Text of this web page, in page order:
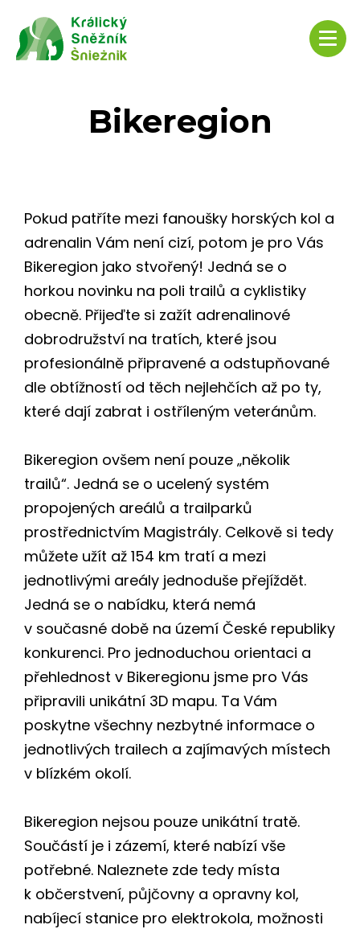
Bikeregion
Pokud patříte mezi fanoušky horských kol a
adrenalin Vám není cizí, potom je pro Vás
Bikeregion jako stvořený! Jedná se o
horkou novinku na poli trailů a cyklistiky
obecně. Přijeďte si zažít adrenalinové
dobrodružství na tratích, které jsou
profesionálně připravené a odstupňované
dle obtížností od těch nejlehčích až po ty,
které dají zabrat i ostříleným veteránům.
Bikeregion ovšem není pouze „několik
trailů“. Jedná se o ucelený systém
propojených areálů a trailparků
prostřednictvím Magistrály. Celkově si tedy
můžete užít až 154 km tratí a mezi
jednotlivými areály jednoduše přejíždět.
Jedná se o nabídku, která nemá
v současné době na území České republiky
konkurenci. Pro jednoduchou orientaci a
přehlednost v Bikeregionu jsme pro Vás
připravili unikátní 3D mapu. Ta Vám
poskytne všechny nezbytné informace o
jednotlivých trailech a zajímavých místech
v blízkém okolí.
Bikeregion nejsou pouze unikátní tratě.
Součástí je i zázemí, které nabízí vše
potřebné. Naleznete zde tedy místa
k občerstvení, půjčovny a opravny kol,
nabíjecí stanice pro elektrokola, možnosti